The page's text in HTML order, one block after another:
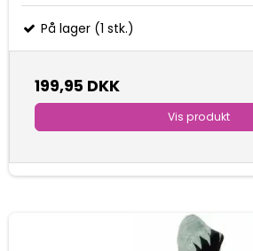
På lager (1 stk.)
199,95 DKK
Vis produkt